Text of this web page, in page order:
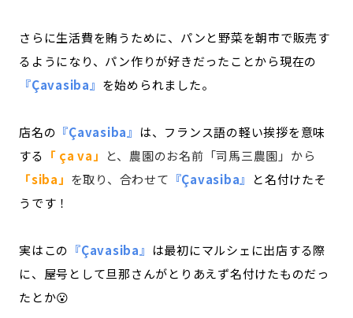
さらに生活費を賄うために、パンと野菜を朝市で販売す
るようになり、パン作りが好きだったことから現在の
『Çavasiba』 を始められました。
店名の 『Çavasiba』 は、フランス語の軽い挨拶を意味
する 「 ça va」
と、農園のお名前「司馬三農園」から
「siba」 を取り、合わせて 『Çavasiba』
と名付けたそ
うです！
実はこの 『Çavasiba』 は最初にマルシェに出店する際
に、屋号として旦那さんがとりあえず名付けたものだっ
たとか😮